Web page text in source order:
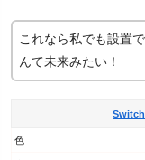
これなら私でも設置
んて未来みたい！
色